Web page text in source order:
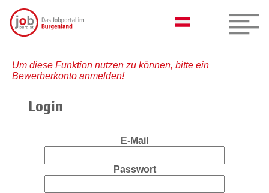
Um diese Funktion nutzen zu können, bitte ein
Bewerberkonto anmelden!
Login
E-Mail
Passwort